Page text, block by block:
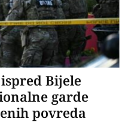
Bijele
garde
povreda